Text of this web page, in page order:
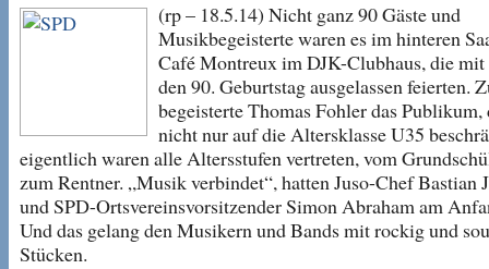
(rp – 18.5.14) Nicht ganz 90 Gäste und
Musikbegeisterte waren es im hinteren
Café Montreux im DJK-Clubhaus, die mit
den 90. Geburtstag ausgelassen feierten.
begeisterte Thomas Fohler das Publikum,
nicht nur auf die Altersklasse U35
eigentlich waren alle Altersstufen vertreten, vom
zum Rentner. „Musik verbindet“, hatten Juso-Chef Bastian
und SPD-Ortsvereinsvorsitzender Simon Abraham am
Und das gelang den Musikern und Bands mit rockig und
Stücken.